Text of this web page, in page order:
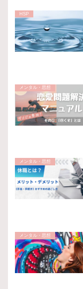
HSP
メンタル・思想
メンタル・思想
メンタル・思想